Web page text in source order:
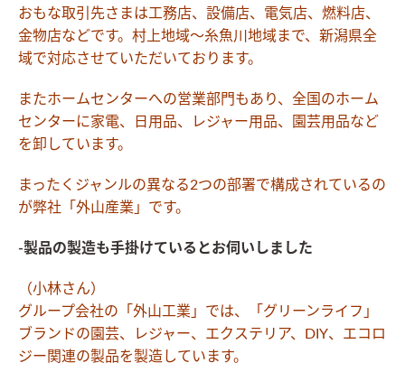
おもな取引先さまは工務店、設備店、電気店、燃料店、
金物店などです。村上地域〜糸魚川地域まで、新潟県全
域で対応させていただいております。
またホームセンターへの営業部門もあり、全国のホーム
センターに家電、日用品、レジャー用品、園芸用品など
を卸しています。
まったくジャンルの異なる2つの部署で構成されているの
が弊社「外山産業」です。
-製品の製造も手掛けているとお伺いしました
（小林さん）
グループ会社の「外山工業」では、「グリーンライフ」
ブランドの園芸、レジャー、エクステリア、DIY、エコロ
ジー関連の製品を製造しています。